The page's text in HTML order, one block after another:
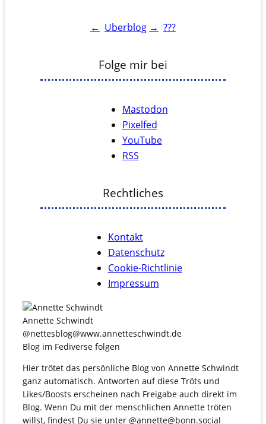
← Uberblog → ???
Folge mir bei
Mastodon
Pixelfed
YouTube
RSS
Rechtliches
Kontakt
Datenschutz
Cookie-Richtlinie
Impressum
Annette Schwindt
@nettesblog@www.annetteschwindt.de
Blog im Fediverse folgen
Hier trötet das persönliche Blog von Annette Schwindt
ganz automatisch. Antworten auf diese Tröts und
Likes/Boosts erscheinen nach Freigabe auch direkt im
Blog. Wenn Du mit der menschlichen Annette tröten
willst, findest Du sie unter @annette@bonn.social